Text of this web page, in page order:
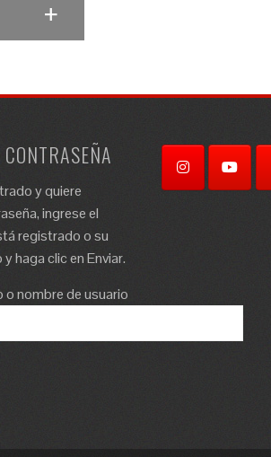
y quiere
ingrese el
registrado o su
haga clic en Enviar.
nombre de usuario